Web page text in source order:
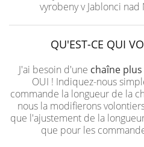
vyrobeny v Jablonci nad
QU'EST-CE QUI
J'ai besoin d'une chaîne
OUI ! Indiquez-nous
commande la longueur de la
nous la modifierons
que l'ajustement de la
que pour les